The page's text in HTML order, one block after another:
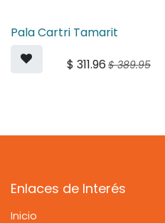
Pala Cartri Tamarit
$ 311.96 $389.95
Enlaces de Interés
Inicio